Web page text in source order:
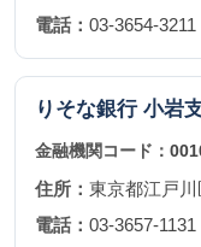
電話： 03-3654-3211
りそな銀行 小岩
金融機関コード：
住所： 東京都江戸
電話： 03-3657-1131